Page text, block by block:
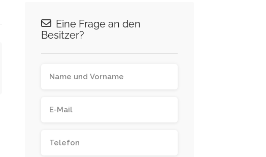
Eine Frage an den
Besitzer?